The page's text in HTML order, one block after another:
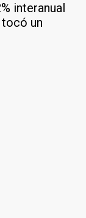
interanual
un